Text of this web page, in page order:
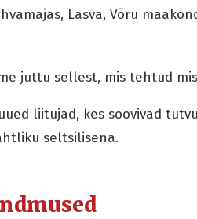
Lasva, Võru
juttu sellest, mis tehtud
liitujad, kes soovivad
seltsilisena.